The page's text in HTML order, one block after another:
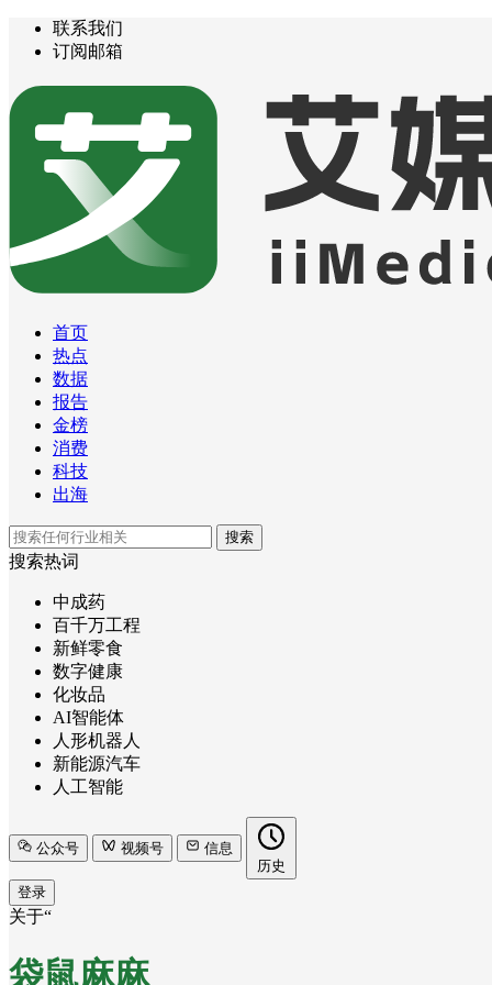
联系我们
订阅邮箱
首页
热点
数据
报告
金榜
消费
科技
出海
搜索
搜索热词
中成药
百千万工程
新鲜零食
数字健康
化妆品
AI智能体
人形机器人
新能源汽车
人工智能
公众号 视频号
信息
历史
登录
关于“
袋鼠麻麻